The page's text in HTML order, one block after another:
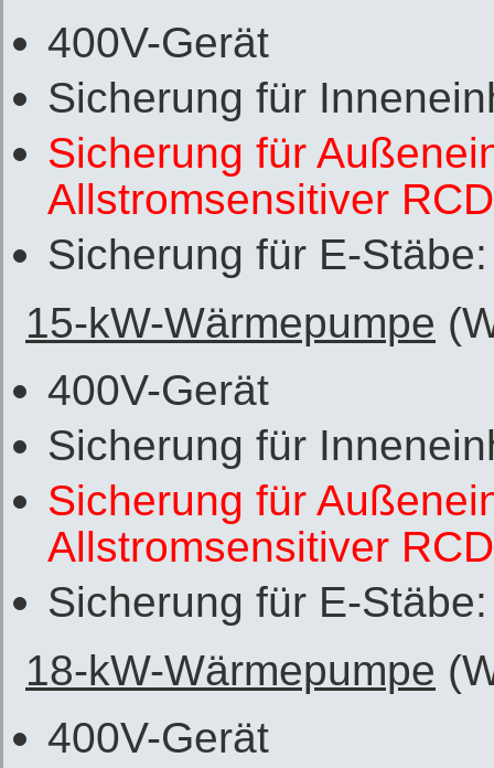
400V-Gerät
Sicherung für
Sicherung für
Allstromsensitiver
Sicherung für E-
15-kW-Wärmepumpe
400V-Gerät
Sicherung für
Sicherung für
Allstromsensitiver
Sicherung für E-
18-kW-Wärmepumpe
400V-Gerät